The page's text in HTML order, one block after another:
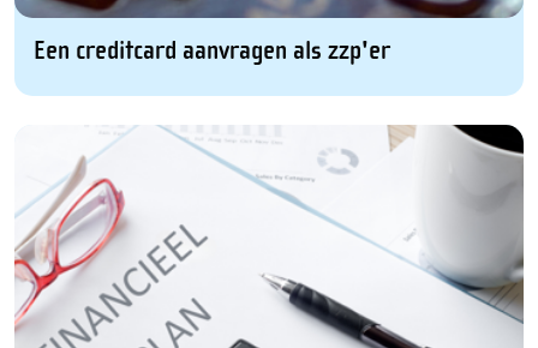
Een creditcard aanvragen als zzp'er